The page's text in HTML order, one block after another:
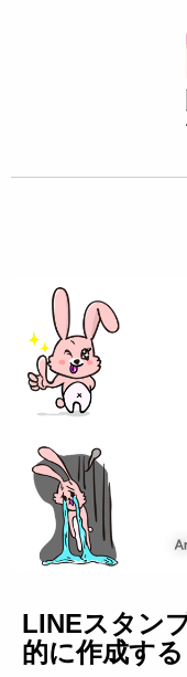
LINEスタン
的に作成す